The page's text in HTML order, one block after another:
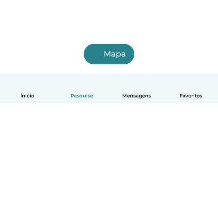
Ínicio Pesquise Mensagens Favoritos
Mapa